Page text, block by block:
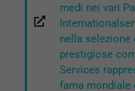
medi nei vari
nella selezione
prestigiose
Services
fama mondiale